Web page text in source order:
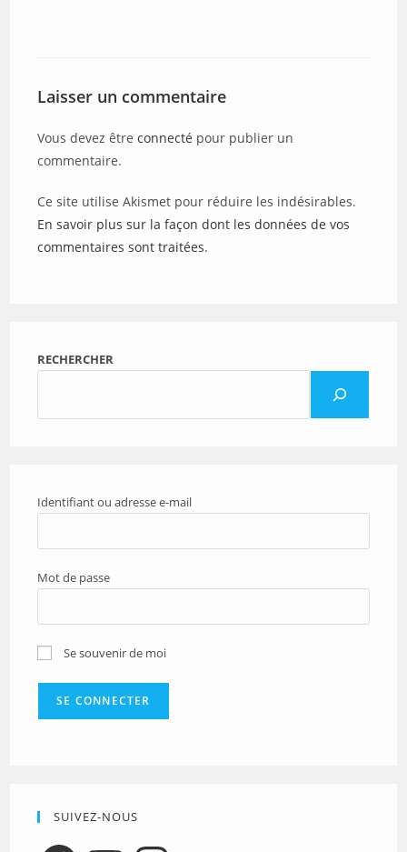
Laisser un commentaire
Vous devez êtreconnecté pour publier un
commentaire.
Ce site utilise Akismet pour réduire les indésirables.
En savoir plus sur la façon dont les données de vos
commentaires sont traitées.
RECHERCHER
Identifiant ou adresse e-mail
Mot de passe
Se souvenir de moi
SUIVEZ-NOUS
FacebookYouTubeInstagram